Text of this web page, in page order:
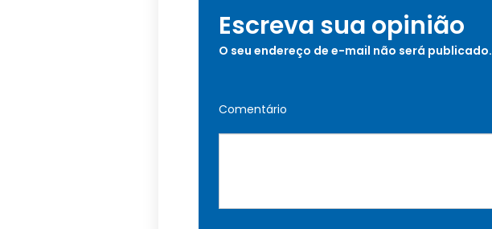
Escreva sua opinião
O seu endereço de e-mail não será publicado.
Comentário